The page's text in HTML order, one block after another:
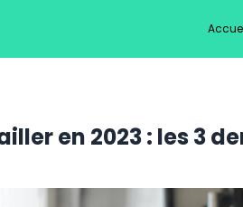
en 2023 : les 3